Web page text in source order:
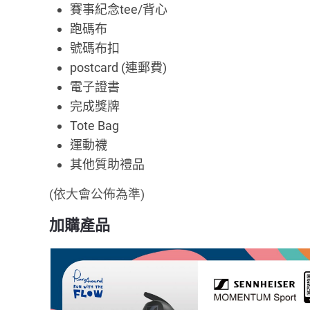
賽事紀念tee/背心
跑碼布
號碼布扣
postcard (連郵費)
電子證書
完成獎牌
Tote Bag
運動襪
其他質助禮品
(依大會公佈為準)
加購產品